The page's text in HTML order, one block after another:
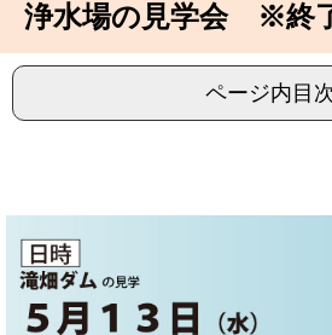
浄水場の見学会 ※終
ページ内目次